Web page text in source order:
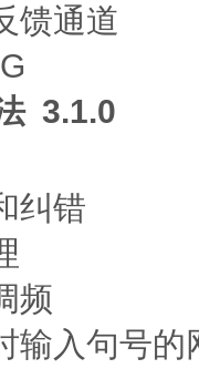
通道
3.1.0
纠错
频
入句号的